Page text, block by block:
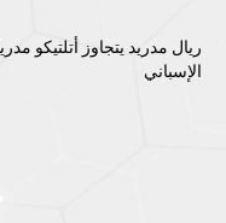
ريال مدريد يتجاوز أتلتيكو
الإسباني